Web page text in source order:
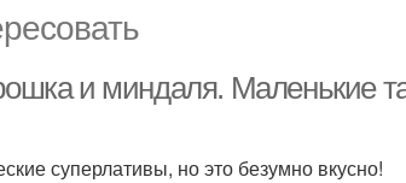
и миндаля. Маленькие
суперлативы, но это безумно вкусно!